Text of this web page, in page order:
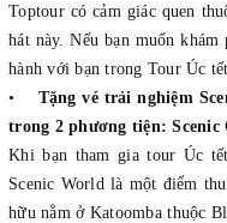
Toptour có cảm giác quen
hát này. Nếu bạn muốn
hành với bạn trong Tour Úc
•
Tặng vé trải nghiệm
trong 2 phương tiện: Scenic
Khi bạn tham gia tour Úc
Scenic World là một điểm
hữu nằm ở Katoomba thuộc